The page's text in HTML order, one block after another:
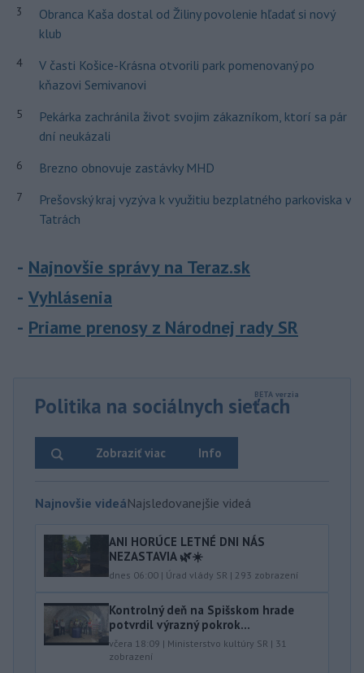
3
Obranca Kaša dostal od Žiliny povolenie hľadať si nový
klub
4
V časti Košice-Krásna otvorili park pomenovaný po
kňazovi Semivanovi
5
Pekárka zachránila život svojim zákazníkom, ktorí sa pár
dní neukázali
6 Brezno obnovuje zastávky MHD
7
Prešovský kraj vyzýva k využitiu bezplatného parkoviska v
Tatrách
Najnovšie správy na Teraz.sk
Vyhlásenia
Priame prenosy z Národnej rady SR
Politika na sociálnych sieťach
Info
Zobraziť viac
Najnovšie videáNajsledovanejšie videá
ANI HORÚCE LETNÉ DNI NÁS
NEZASTAVIA 🌿☀️
dnes 06:00 | Úrad vlády SR | 293 zobrazení
Kontrolný deň na Spišskom hrade
potvrdil výrazný pokrok...
včera 18:09 | Ministerstvo kultúry SR | 31
zobrazení